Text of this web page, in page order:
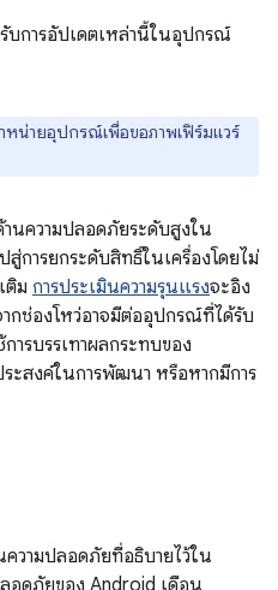
บการอัปเดตเหล่านี้ในอุปกรณ์
หน่ายอุปกรณ์เพื่อขอภาพเฟิร์มแวร์
นความปลอดภัยระดับสูงใน
การยกระดับสิทธิ์ในเครื่องโดยไม่
ติม การประเมินความรุนแรงจะอิง
กช่องโหว่อาจมีต่ออุปกรณ์ที่ได้รับ
ารบรรเทาผลกระทบของ
ะสงค์ในการพัฒนา หรือหากมีการ
วามปลอดภัยที่อธิบายไว้ใน
ลอดภัยของ Android เดือน